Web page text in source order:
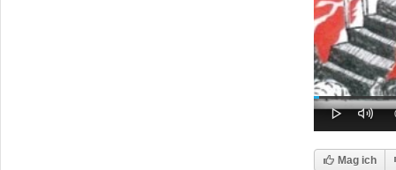
Play Mute
Mag ich